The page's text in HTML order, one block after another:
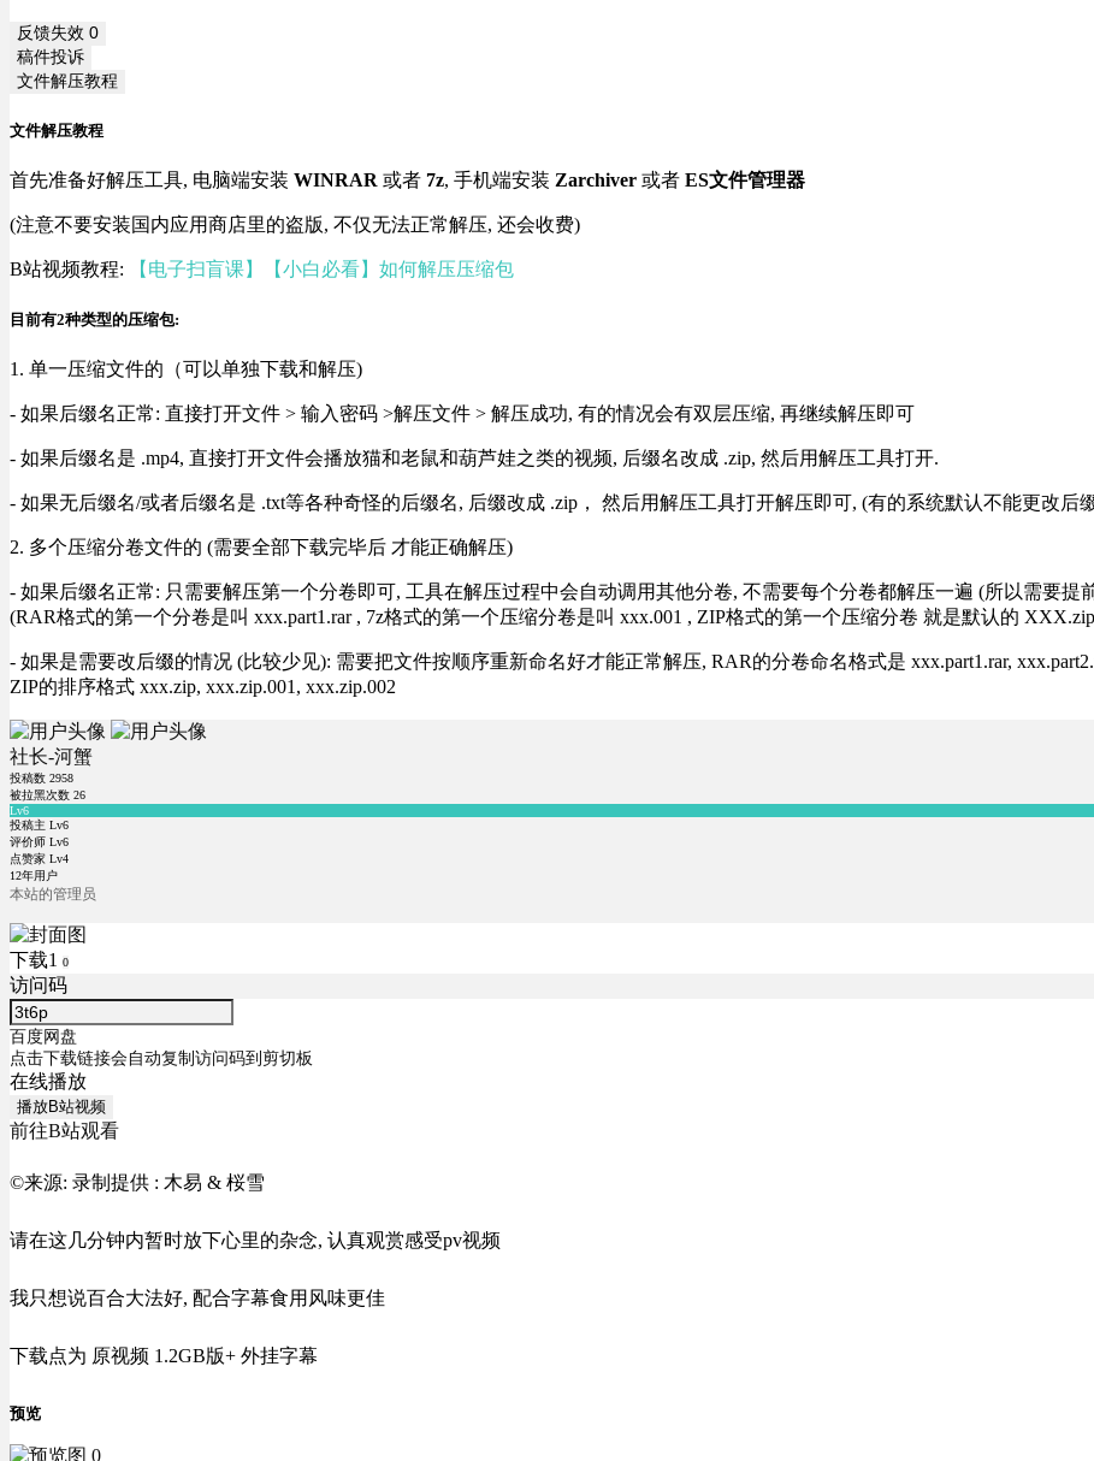
反馈失效 0
稿件投诉
文件解压教程
文件解压教程
首先准备好解压工具, 电脑端安装 WINRAR 或者 7z, 手机端安装 Zarchiver 或者 ES文件管理器
(注意不要安装国内应用商店里的盗版, 不仅无法正常解压, 还会收费)
B站视频教程: 【电子扫盲课】【小白必看】如何解压压缩包
目前有2种类型的压缩包:
1. 单一压缩文件的（可以单独下载和解压)
- 如果后缀名正常: 直接打开文件 > 输入密码 >解压文件 > 解压成功, 有的情况会有双层压缩, 再继续解压即可
- 如果后缀名是 .mp4, 直接打开文件会播放猫和老鼠和葫芦娃之类的视频, 后缀名改成 .zip, 然后用解压工具打开.
- 如果无后缀名/或者后缀名是 .txt等各种奇怪的后缀名, 后缀改成 .zip， 然后用解压工具打开解压即可, (有的系统默认不能更改后
2. 多个压缩分卷文件的 (需要全部下载完毕后 才能正确解压)
- 如果后缀名正常: 只需要解压第一个分卷即可, 工具在解压过程中会自动调用其他分卷, 不需要每个分卷都解压一遍 (所以需要
(RAR格式的第一个分卷是叫 xxx.part1.rar , 7z格式的第一个压缩分卷是叫 xxx.001 , ZIP格式的第一个压缩分卷 就是默认的
- 如果是需要改后缀的情况 (比较少见): 需要把文件按顺序重新命名好才能正常解压, RAR的分卷命名格式是 xxx.part1.rar,
ZIP的排序格式 xxx.zip, xxx.zip.001, xxx.zip.002
社长-河蟹
投稿数 2958
被拉黑次数 26
Lv6
投稿主 Lv6
评价师 Lv6
点赞家 Lv4
12年用户
本站的管理员
下载1 0
访问码
百度网盘
点击下载链接会自动复制访问码到剪切板
在线播放
播放B站视频
前往B站观看
©来源: 录制提供 : 木易 & 桜雪
请在这几分钟内暂时放下心里的杂念, 认真观赏感受pv视频
我只想说百合大法好, 配合字幕食用风味更佳
下载点为 原视频 1.2GB版+ 外挂字幕
预览